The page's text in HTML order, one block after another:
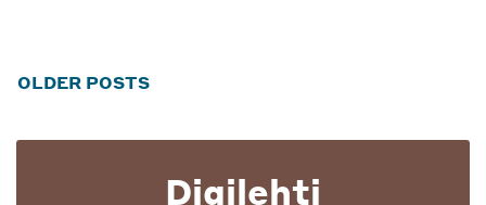
Posts
OLDER POSTS
Digilehti